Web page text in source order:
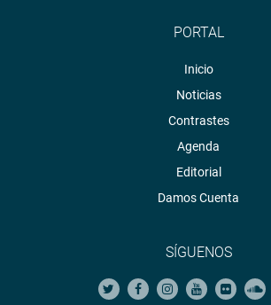
PORTAL
Inicio
Noticias
Contrastes
Agenda
Editorial
Damos Cuenta
SÍGUENOS